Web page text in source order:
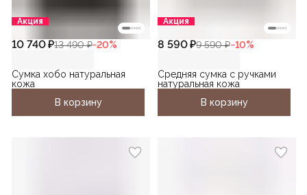
Акция
10 740 ₽13 490 ₽−20%
Сумка хобо натуральная
кожа
В корзину
Акция
8 590 ₽9 590 ₽−10%
Средняя сумка с ручками
натуральная кожа
В корзину